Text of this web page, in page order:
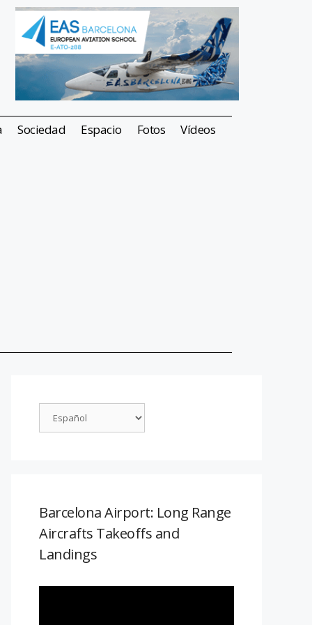
Sociedad Espacio Fotos Vídeos
Barcelona Airport: Long Range
Aircrafts Takeoffs and
Landings